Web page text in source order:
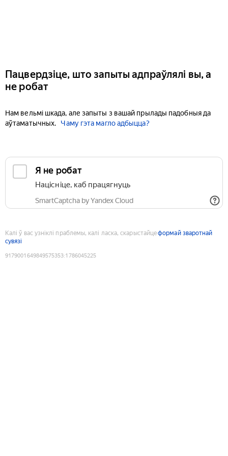
Пацвердзіце, што запыты адпраўлялі вы, а
не робат
Нам вельмі шкада, але запыты з вашай прылады падобныя да
аўтаматычных.
Чаму гэта магло адбыцца?
Я не робат
Націсніце, каб працягнуць
SmartCaptcha by Yandex Cloud
Калі ў вас узніклі праблемы, калі ласка, скарыстайцеформай зваротнай
сувязі
9179001649849575353:1786045225